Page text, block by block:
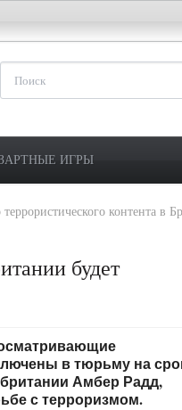
ИГРЫ
контента в
будет
в тюрьму на
Амбер Радд,
с терроризмом.